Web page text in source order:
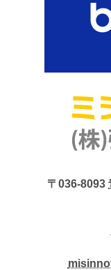
〒036-8093